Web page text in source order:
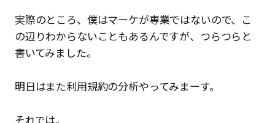
実際のところ、僕はマーケが専業ではないので、こ
の辺りわからないこともあるんですが、つらつらと
書いてみました。
明日はまた利用規約の分析やってみまーす。
それでは。